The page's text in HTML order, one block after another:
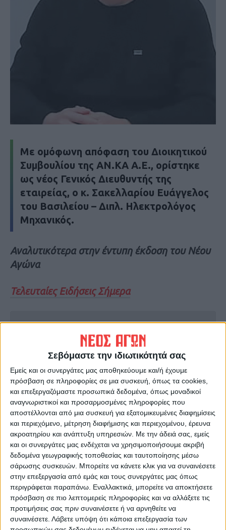
Σεβόμαστε την ιδιωτικότητά σας
Εμείς και οι συνεργάτες μας αποθηκεύουμε και/ή έχουμε
πρόσβαση σε πληροφορίες σε μια συσκευή, όπως τα cookies,
και επεξεργαζόμαστε προσωπικά δεδομένα, όπως μοναδικοί
αναγνωριστικοί και προσαρμοσμένες πληροφορίες που
αποστέλλονται από μια συσκευή για εξατομικευμένες διαφημίσεις
και περιεχόμενο, μέτρηση διαφήμισης και περιεχομένου, έρευνα
ακροατηρίου και ανάπτυξη υπηρεσιών. Με την άδειά σας, εμείς
και οι συνεργάτες μας ενδέχεται να χρησιμοποιήσουμε ακριβή
δεδομένα γεωγραφικής τοποθεσίας και ταυτοποίησης μέσω
σάρωσης συσκευών. Μπορείτε να κάνετε κλικ για να συναινέσετε
στην επεξεργασία από εμάς και τους συνεργάτες μας όπως
περιγράφεται παραπάνω. Εναλλακτικά, μπορείτε να αποκτήσετε
πρόσβαση σε πιο λεπτομερείς πληροφορίες και να αλλάξετε τις
προτιμήσεις σας πριν συναινέσετε ή να αρνηθείτε να
συναινέσετε. Λάβετε υπόψη ότι κάποια επεξεργασία των
Με ομόφωνη απόφαση του Διοικητικού
Συμβουλίου της ΑΝ.ΚΑ Α.Ε., ορίστηκε
ως νέος Γενικός Διευθυντής της
εταιρείας, ο κ. Σακελλαρίου Ευάγγελος
του Βασιλείου – Διπλ. Ηλεκτρολόγος
Μηχανικός.
Αναλυτικότερα στην έντυπη έκδοση του Νέου
Αγώνα
Τελευταίες Ειδήσεις Σήμερα
ΑΓΩΝ στο Google News!
Όλες οι εξελίξεις στην περιοχή της
ΠΡΟΗΓΟΥΜΕΝΟ ΑΡΘΡΟ
Δωρεάν self test για όλους
ΕΠΟΜΕΝΟ ΑΡΘΡΟ
Η Έβελυν Τσάβαλου
«συνομιλεί» με την ελπίδα!
ΝΕΟΣ ΑΓΩΝ